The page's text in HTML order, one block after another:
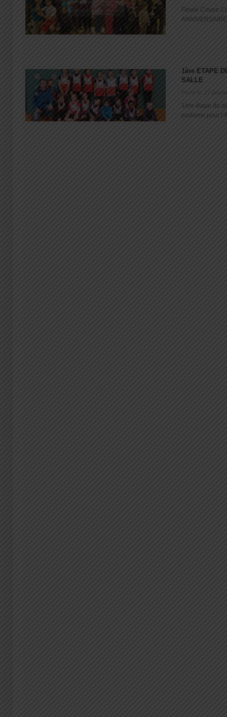
Finale Coupe
1ère ETAPE
SALLE
Posté le: 27
1ère étape du
podiums pour